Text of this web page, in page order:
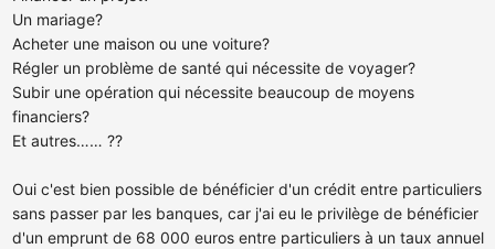
Un mariage?
Acheter une maison ou une voiture?
Régler un problème de santé qui nécessite de voyager?
Subir une opération qui nécessite beaucoup de moyens
financiers?
Et autres…… ??
Oui c'est bien possible de bénéficier d'un crédit entre particuliers
sans passer par les banques, car j'ai eu le privilège de bénéficier
d'un emprunt de 68 000 euros entre particuliers à un taux annuel